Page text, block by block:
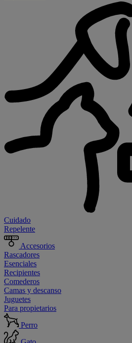
Cuidado
Repelente
Accesorios
Rascadores
Esenciales
Recipientes
Comederos
Camas y descanso
Juguetes
Para propietarios
Perro